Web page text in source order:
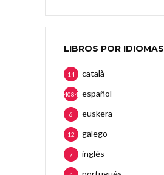
LIBROS POR IDIOMAS
català
14
español
4084
euskera
6
galego
12
inglés
7